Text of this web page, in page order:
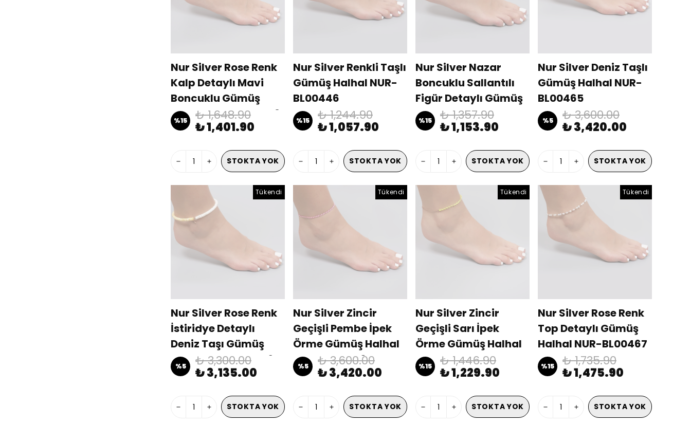
Nur Silver Rose Renk
Kalp Detaylı Mavi
Boncuklu Gümüş
Halhal NUR-BL00453
%15 ₺ 1,648.90
₺ 1,401.90
STOKTA YOK
Nur Silver Renkli Taşlı
Gümüş Halhal NUR-
BL00446
%15 ₺ 1,244.90
₺ 1,057.90
STOKTA YOK
Nur Silver Nazar
Boncuklu Sallantılı
Figür Detaylı Gümüş
Halhal NUR-BL00445
%15 ₺ 1,357.90
₺ 1,153.90
STOKTA YOK
Nur Silver Deniz Taşlı
Gümüş Halhal NUR-
BL00465
%5 ₺ 3,600.00
₺ 3,420.00
STOKTA YOK
Tükendi
Nur Silver Rose Renk
İstiridye Detaylı
Deniz Taşı Gümüş
Halhal NUR-BL00462
%5 ₺ 3,300.00
₺ 3,135.00
STOKTA YOK
Tükendi
Nur Silver Zincir
Geçişli Pembe İpek
Örme Gümüş Halhal
NUR-BL00458
%5 ₺ 3,600.00
₺ 3,420.00
STOKTA YOK
Tükendi
Nur Silver Zincir
Geçişli Sarı İpek
Örme Gümüş Halhal
NUR-BL00455
%15 ₺ 1,446.90
₺ 1,229.90
STOKTA YOK
Tükendi
Nur Silver Rose Renk
Top Detaylı Gümüş
Halhal NUR-BL00467
%15 ₺ 1,735.90
₺ 1,475.90
STOKTA YOK